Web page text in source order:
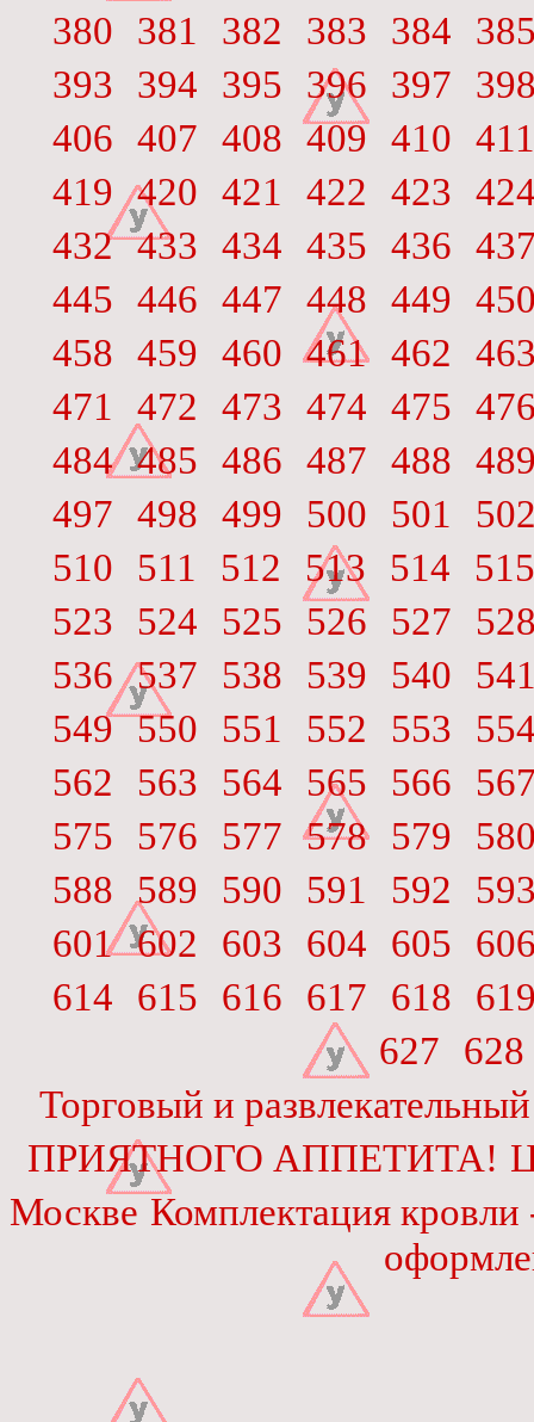
380
381 382 383 384
393
394 395 396 397
406 407 408 409 410 411
419 420 421 422 423
432 433 434 435 436
445 446 447 448 449
458 459 460 461 462
471
472 473 474 475
484 485 486 487 488
497 498 499 500 501
510
511 512 513 514
515
523
524 525 526 527
536 537 538 539 540
549 550 551 552 553
562
563 564 565 566
575
576 577 578 579
588 589 590 591 592
601 602 603 604 605
614
615 616 617 618
627
628
Торговый и
ПРИЯТНОГО АППЕТИТА!
Москве Комплектация